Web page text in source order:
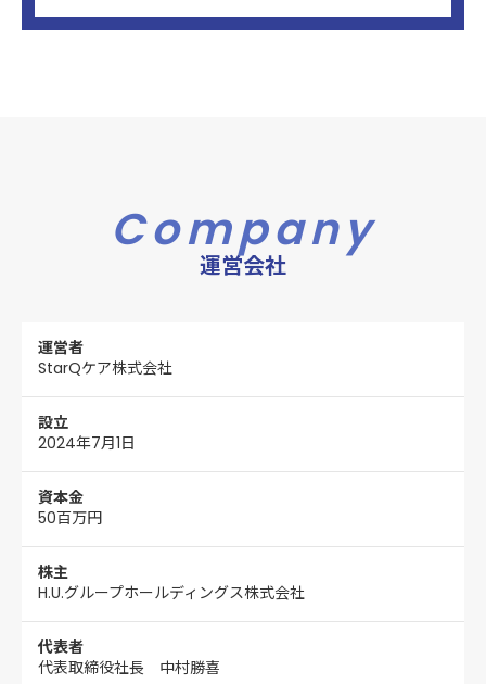
Company
運営会社
運営者
StarQケア株式会社
設立
2024年7月1日
資本金
50百万円
株主
H.U.グループホールディングス株式会社
代表者
代表取締役社長 中村勝喜